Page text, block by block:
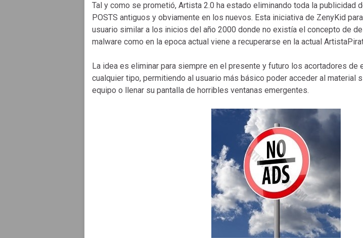
Tal y como se prometió, Artista 2.0 ha estado eliminando toda la publicidad
POSTS antiguos y obviamente en los nuevos. Esta iniciativa de ZenyKid
usuario similar a los inicios del año 2000 donde no existía el concepto de
malware como en la epoca actual viene a recuperarse en la actual
La idea es eliminar para siempre en el presente y futuro los acortadores de
cualquier tipo, permitiendo al usuario más básico poder acceder al material
equipo o llenar su pantalla de horribles ventanas emergentes.